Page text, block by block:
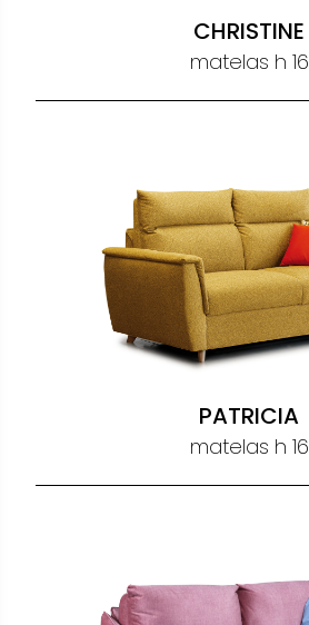
CHRISTINE
matelas h 16
PATRICIA
matelas h 16